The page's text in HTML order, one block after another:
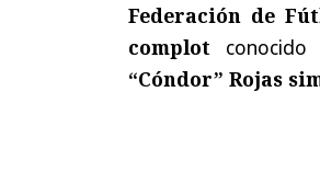
Federación de
complot
“Cóndor” Rojas